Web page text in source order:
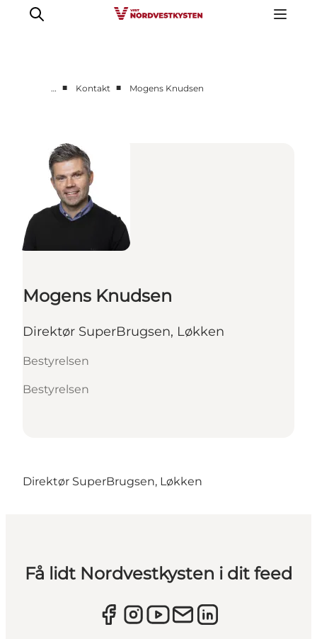
Nyheder
Kontakt
Presse
… ■ Kontakt ■ Mogens Knudsen
Mogens Knudsen
Direktør SuperBrugsen, Løkken
Bestyrelsen
Bestyrelsen
Direktør SuperBrugsen, Løkken
Få lidt Nordvestkysten i dit feed